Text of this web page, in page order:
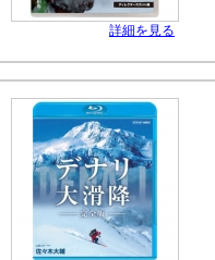
詳細を見る